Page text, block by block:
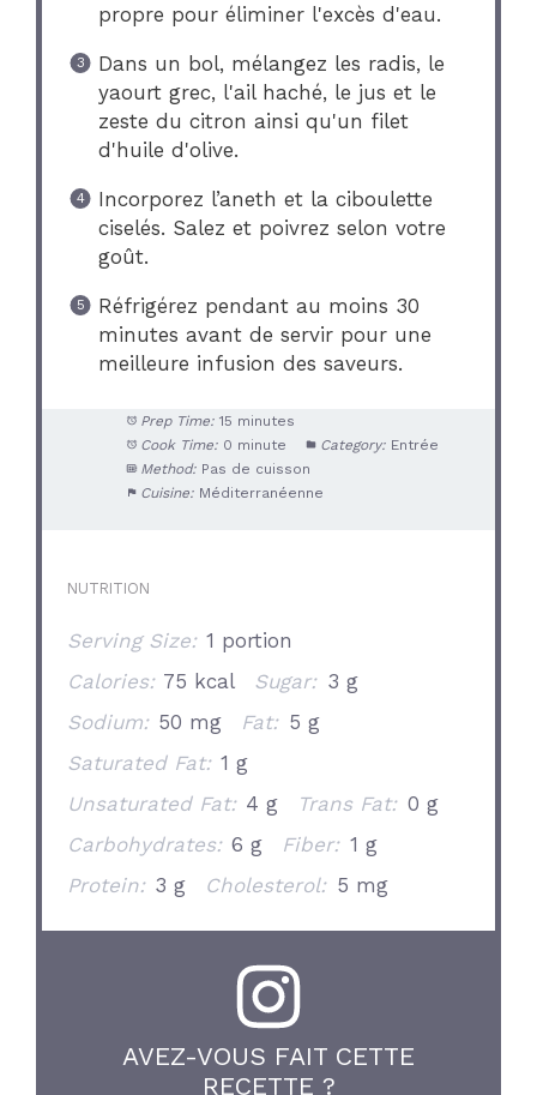
propre pour éliminer l'excès d'eau.
Dans un bol, mélangez les radis, le
yaourt grec, l'ail haché, le jus et le
zeste du citron ainsi qu'un filet
d'huile d'olive.
Incorporez l’aneth et la ciboulette
ciselés. Salez et poivrez selon votre
goût.
Réfrigérez pendant au moins 30
minutes avant de servir pour une
meilleure infusion des saveurs.
Prep Time: 15 minutes
Cook Time: 0 minute Category: Entrée
Method: Pas de cuisson
Cuisine: Méditerranéenne
NUTRITION
Serving Size: 1 portion
Calories: 75 kcal Sugar: 3 g
Sodium: 50 mg Fat: 5 g
Saturated Fat: 1 g
Unsaturated Fat: 4 g Trans Fat: 0 g
Carbohydrates: 6 g Fiber: 1 g
Protein: 3 g Cholesterol: 5 mg
AVEZ-VOUS FAIT CETTE
RECETTE ?